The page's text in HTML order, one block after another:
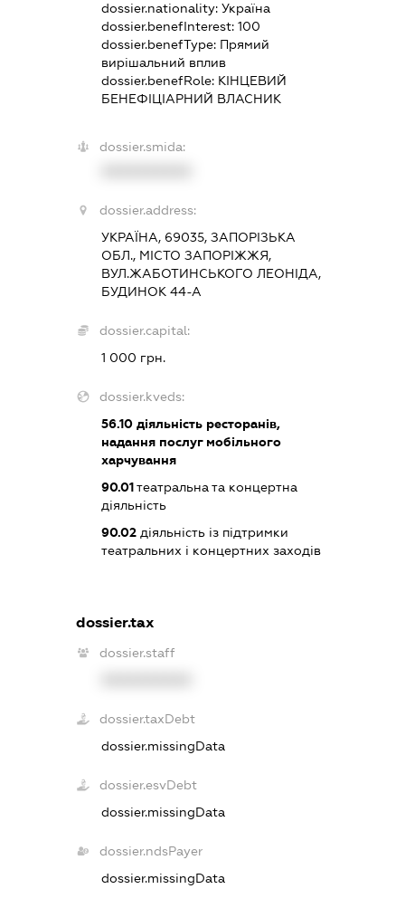
dossier.nationality: Україна
dossier.benefInterest: 100
dossier.benefType: Прямий
вирішальний вплив
dossier.benefRole: КІНЦЕВИЙ
БЕНЕФІЦІАРНИЙ ВЛАСНИК
dossier.smida:
dossier.address:
УКРАЇНА, 69035, ЗАПОРІЗЬКА
ОБЛ., МІСТО ЗАПОРІЖЖЯ,
ВУЛ.ЖАБОТИНСЬКОГО ЛЕОНІДА,
БУДИНОК 44-А
dossier.capital:
1 000 грн.
dossier.kveds:
56.10діяльність ресторанів,
надання послуг мобільного
харчування
90.01театральна та концертна
діяльність
90.02діяльність із підтримки
театральних і концертних заходів
dossier.tax
dossier.staff
dossier.taxDebt
dossier.missingData
dossier.esvDebt
dossier.missingData
dossier.ndsPayer
dossier.missingData